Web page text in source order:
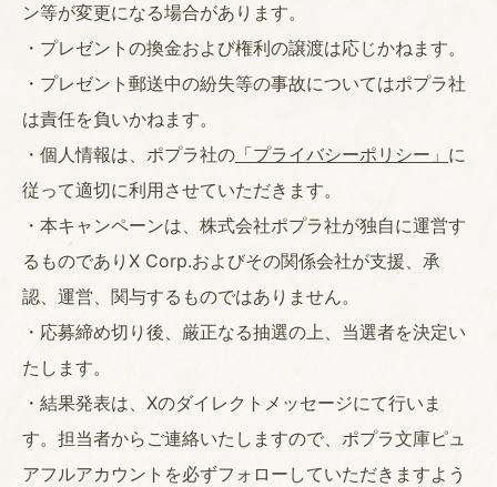
ン等が変更になる場合があります。
・プレゼントの換金および権利の譲渡は応じかねます。
・プレゼント郵送中の紛失等の事故についてはポプラ社
は責任を負いかねます。
・個人情報は、ポプラ社の 「プライバシーポリシー」 に
従って適切に利用させていただきます。
・本キャンペーンは、株式会社ポプラ社が独自に運営す
るものでありX Corp.およびその関係会社が支援、承
認、運営、関与するものではありません。
・応募締め切り後、厳正なる抽選の上、当選者を決定い
たします。
・結果発表は、Xのダイレクトメッセージにて行いま
す。担当者からご連絡いたしますので、ポプラ文庫ピュ
アフルアカウントを必ずフォローしていただきますよう